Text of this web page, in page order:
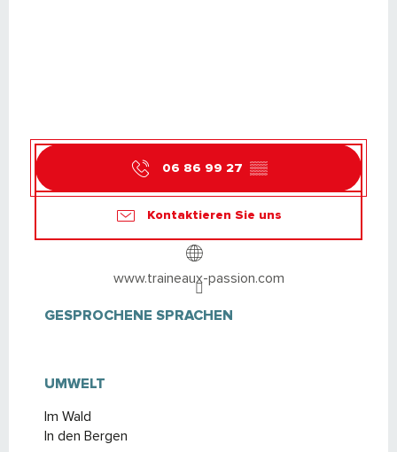
06 86 99 27 ▒▒
Kontaktieren Sie uns
www.traineaux-passion.com
GESPROCHENE SPRACHEN
GESPROCHENE SPRACHEN
UMWELT
UMWELT
Im Wald
In den Bergen